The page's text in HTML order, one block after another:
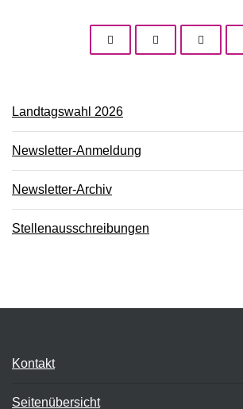
Landtagswahl 2026
Newsletter-Anmeldung
Newsletter-Archiv
Stellenausschreibungen
Kontakt
Seitenübersicht